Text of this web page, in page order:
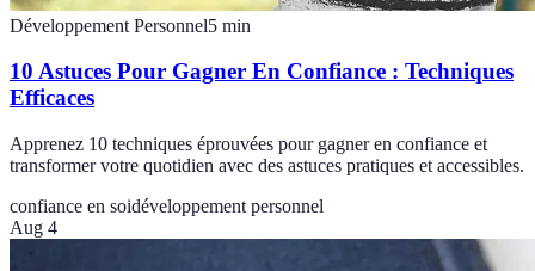
Développement Personnel5 min
10 Astuces Pour Gagner En Confiance : Techniques
Efficaces
Apprenez 10 techniques éprouvées pour gagner en confiance et
transformer votre quotidien avec des astuces pratiques et accessibles.
confiance en soidéveloppement personnel
Aug 4